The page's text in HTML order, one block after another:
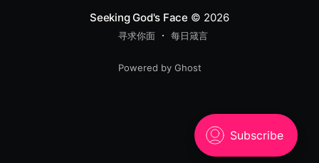
为什么发怒呢？你为什么变了脸色呢？ 你若行得好，岂不
蒙悦纳？你若行得不好，罪就伏在门前。它必恋慕你，你
却要制伏它。” 该隐与他兄弟亚伯说话，二人正在田间，该
隐起来打他兄弟亚伯，把他杀了。 耶和华对该隐说：“你兄
里向我哀告。 8月15日 不可杀人 “你做了什么事呢？你兄
弟的血有声音从地里向我哀告。” - 创世记
Seeking God's Face © 2026
寻求你面 每日箴言
Powered by Ghost